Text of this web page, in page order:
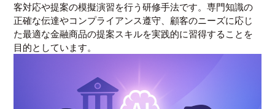
客対応や提案の模擬演習を行う研修手法です。専門知識の
正確な伝達やコンプライアンス遵守、顧客のニーズに応じ
た最適な金融商品の提案スキルを実践的に習得することを
目的としています。